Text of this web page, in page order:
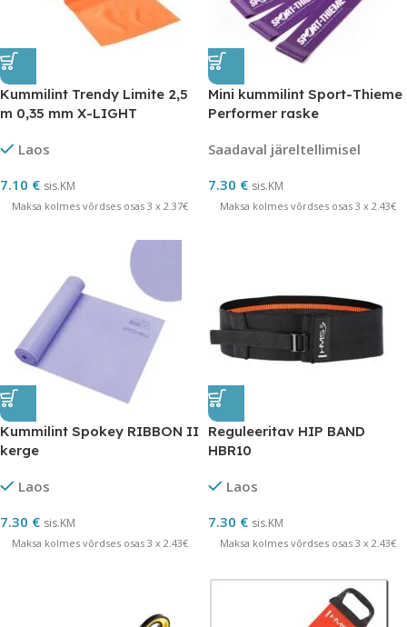
Kummilint Trendy Limite 2,5
m 0,35 mm X-LIGHT
Laos
7.10 € sis.KM
Maksa kolmes võrdses osas 3 x 2.37€
Mini kummilint Sport-Thieme
Performer raske
Saadaval järeltellimisel
7.30 € sis.KM
Maksa kolmes võrdses osas 3 x 2.43€
Kummilint Spokey RIBBON II
kerge
Laos
7.30 € sis.KM
Maksa kolmes võrdses osas 3 x 2.43€
Reguleeritav HIP BAND
HBR10
Laos
7.30 € sis.KM
Maksa kolmes võrdses osas 3 x 2.43€